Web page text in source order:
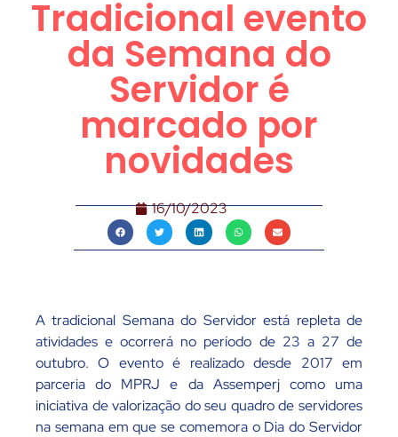
Tradicional evento
da Semana do
Servidor é
marcado por
novidades
16/10/2023
A tradicional Semana do Servidor está repleta de
atividades e ocorrerá no período de 23 a 27 de
outubro. O evento é realizado desde 2017 em
parceria do MPRJ e da Assemperj como uma
iniciativa de valorização do seu quadro de servidores
na semana em que se comemora o Dia do Servidor